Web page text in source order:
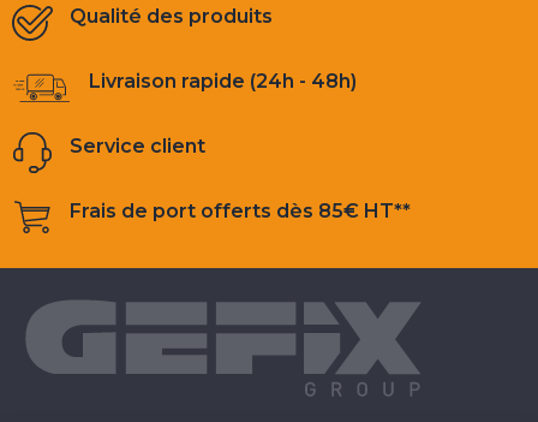
Qualité des produits
Livraison rapide (24h - 48h)
Service client
Frais de port offerts dès 85€ HT**